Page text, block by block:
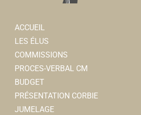
ACCUEIL
LES ÉLUS
COMMISSIONS
PROCES-VERBAL CM
BUDGET
PRÉSENTATION CORBIE
JUMELAGE